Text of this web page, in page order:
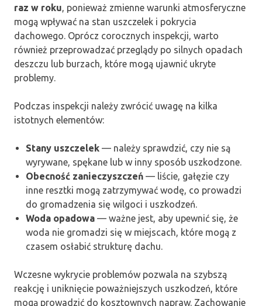
raz w roku, ponieważ zmienne warunki atmosferyczne
mogą wpływać na stan uszczelek i pokrycia
dachowego. Oprócz corocznych inspekcji, warto
również przeprowadzać przeglądy po silnych opadach
deszczu lub burzach, które mogą ujawnić ukryte
problemy.
Podczas inspekcji należy zwrócić uwagę na kilka
istotnych elementów:
Stany uszczelek — należy sprawdzić, czy nie są
wyrywane, spękane lub w inny sposób uszkodzone.
Obecność zanieczyszczeń — liście, gałęzie czy
inne resztki mogą zatrzymywać wodę, co prowadzi
do gromadzenia się wilgoci i uszkodzeń.
Woda opadowa — ważne jest, aby upewnić się, że
woda nie gromadzi się w miejscach, które mogą z
czasem osłabić strukturę dachu.
Wczesne wykrycie problemów pozwala na szybszą
reakcję i uniknięcie poważniejszych uszkodzeń, które
mogą prowadzić do kosztownych napraw. Zachowanie